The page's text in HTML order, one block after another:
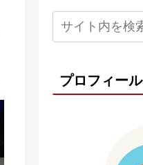
プロフィール